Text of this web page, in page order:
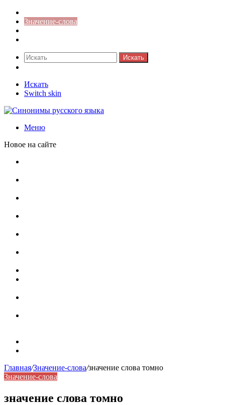
Значение-слова
Искать
Искать
Switch skin
Меню
Новое на сайте
Главная/Значение-слова/значение слова томно
Значение-слова
значение слова томно